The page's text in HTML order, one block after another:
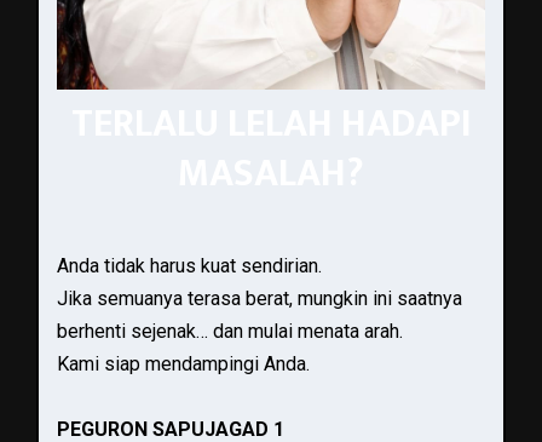
Anda tidak harus kuat sendirian.
Jika semuanya terasa berat, mungkin ini saatnya
berhenti sejenak… dan mulai menata arah.
Kami siap mendampingi Anda.
PEGURON SAPUJAGAD 1